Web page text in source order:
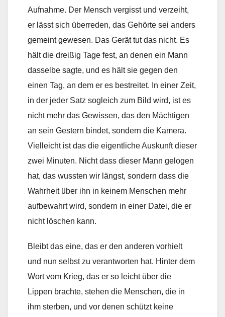
Aufnahme. Der Mensch vergisst und verzeiht,
er lässt sich überreden, das Gehörte sei anders
gemeint gewesen. Das Gerät tut das nicht. Es
hält die dreißig Tage fest, an denen ein Mann
dasselbe sagte, und es hält sie gegen den
einen Tag, an dem er es bestreitet. In einer Zeit,
in der jeder Satz sogleich zum Bild wird, ist es
nicht mehr das Gewissen, das den Mächtigen
an sein Gestern bindet, sondern die Kamera.
Vielleicht ist das die eigentliche Auskunft dieser
zwei Minuten. Nicht dass dieser Mann gelogen
hat, das wussten wir längst, sondern dass die
Wahrheit über ihn in keinem Menschen mehr
aufbewahrt wird, sondern in einer Datei, die er
nicht löschen kann.
Bleibt das eine, das er den anderen vorhielt
und nun selbst zu verantworten hat. Hinter dem
Wort vom Krieg, das er so leicht über die
Lippen brachte, stehen die Menschen, die in
ihm sterben, und vor denen schützt keine